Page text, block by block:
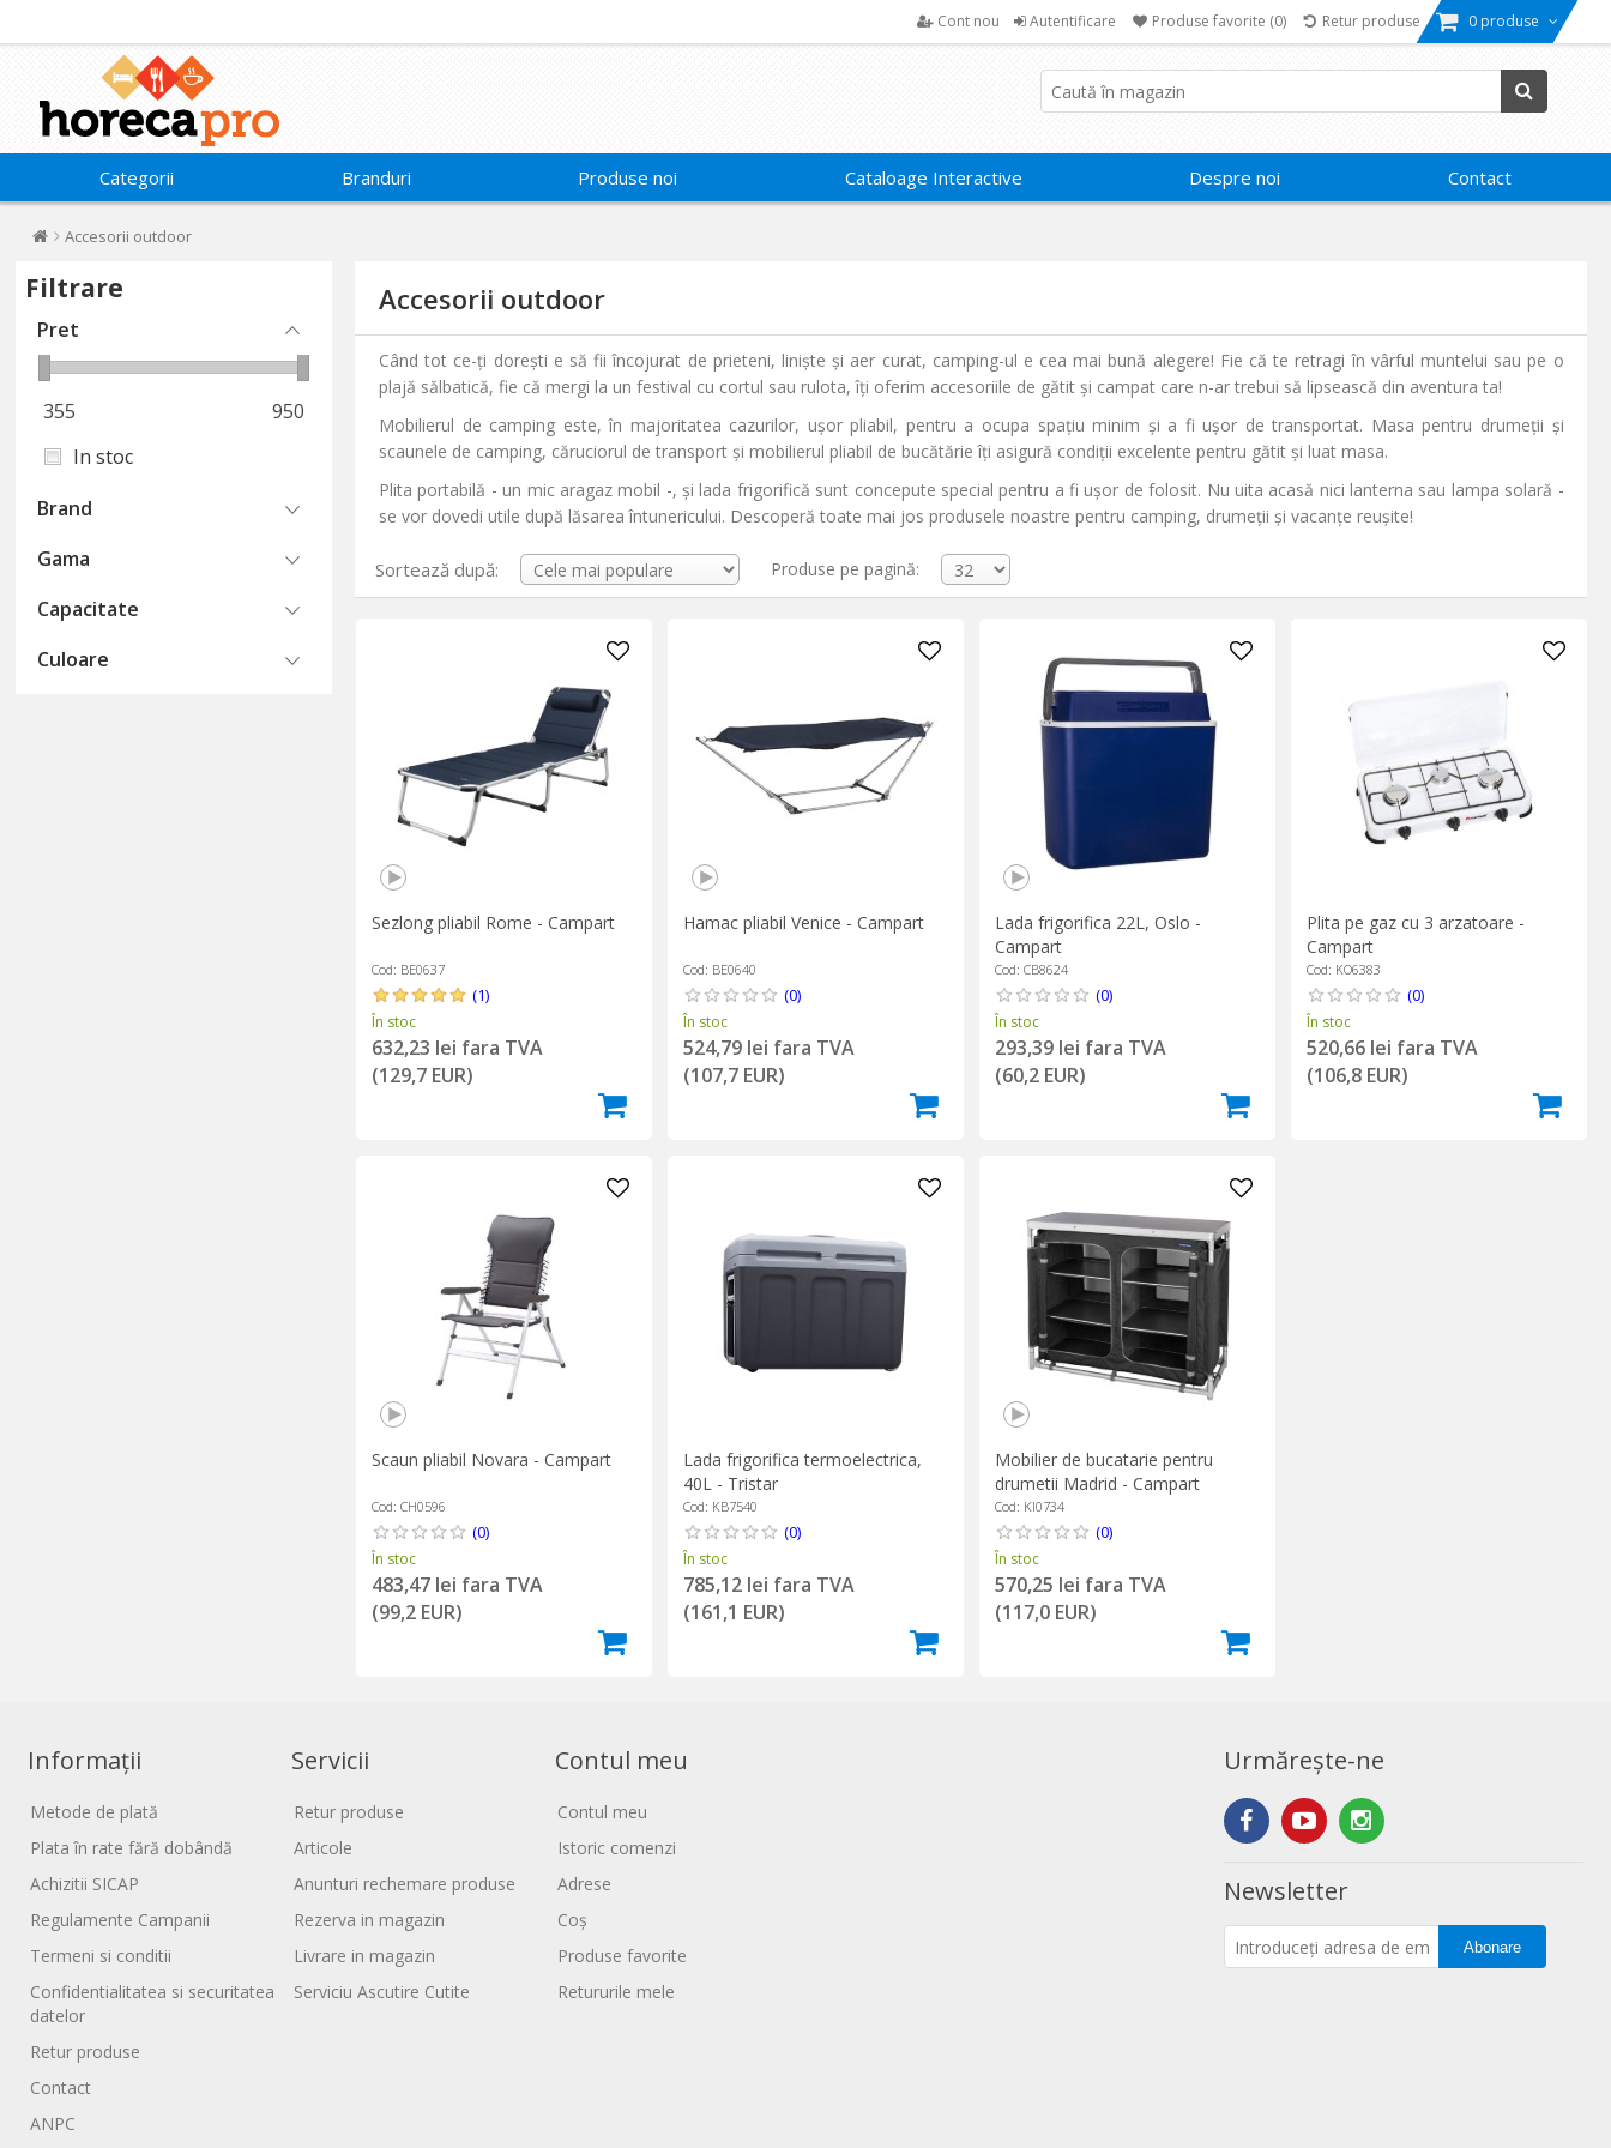
Cont nou Autentificare Produse favorite (0) Retur produse 0 produse
Categorii Branduri Produse noi Cataloage Interactive Despre noi Contact
Accesorii outdoor
Filtrare
Pret
355
950
In stoc
Brand
Gama
Capacitate
Culoare
Accesorii outdoor
Când tot ce-ți dorești e să fii încojurat de prieteni, liniște și aer curat, camping-ul e cea mai bună alegere! Fie că te retragi în vârful muntelui sau pe o
plajă sălbatică, fie că mergi la un festival cu cortul sau rulota, îți oferim accesoriile de gătit și campat care n-ar trebui să lipsească din aventura ta!
Mobilierul de camping este, în majoritatea cazurilor, ușor pliabil, pentru a ocupa spațiu minim și a fi ușor de transportat. Masa pentru drumeții și
scaunele de camping, căruciorul de transport și mobilierul pliabil de bucătărie îți asigură condiții excelente pentru gătit și luat masa.
Plita portabilă - un mic aragaz mobil -, și lada frigorifică sunt concepute special pentru a fi ușor de folosit. Nu uita acasă nici lanterna sau lampa solară -
se vor dovedi utile după lăsarea întunericului. Descoperă toate mai jos produsele noastre pentru camping, drumeții și vacanțe reușite!
Sortează după: Produse pe pagină:
Sezlong pliabil Rome - Campart
Cod: BE0637
(1)
În stoc
632,23 lei fara TVA
(129,7 EUR)
Hamac pliabil Venice - Campart
Cod: BE0640
(0)
În stoc
524,79 lei fara TVA
(107,7 EUR)
Lada frigorifica 22L, Oslo -
Campart
Cod: CB8624
(0)
În stoc
293,39 lei fara TVA
(60,2 EUR)
Plita pe gaz cu 3 arzatoare -
Campart
Cod: KO6383
(0)
În stoc
520,66 lei fara TVA
(106,8 EUR)
Scaun pliabil Novara - Campart
Cod: CH0596
(0)
În stoc
483,47 lei fara TVA
(99,2 EUR)
Lada frigorifica termoelectrica,
40L - Tristar
Cod: KB7540
(0)
În stoc
785,12 lei fara TVA
(161,1 EUR)
Mobilier de bucatarie pentru
drumetii Madrid - Campart
Cod: KI0734
(0)
În stoc
570,25 lei fara TVA
(117,0 EUR)
Informații
Metode de plată
Plata în rate fără dobândă
Achizitii SICAP
Regulamente Campanii
Termeni si conditii
Confidentialitatea si securitatea
datelor
Retur produse
Contact
ANPC
Servicii
Retur produse
Articole
Anunturi rechemare produse
Rezerva in magazin
Livrare in magazin
Serviciu Ascutire Cutite
Contul meu
Contul meu
Istoric comenzi
Adrese
Coș
Produse favorite
Retururile mele
Urmărește-ne
Newsletter
Abonare